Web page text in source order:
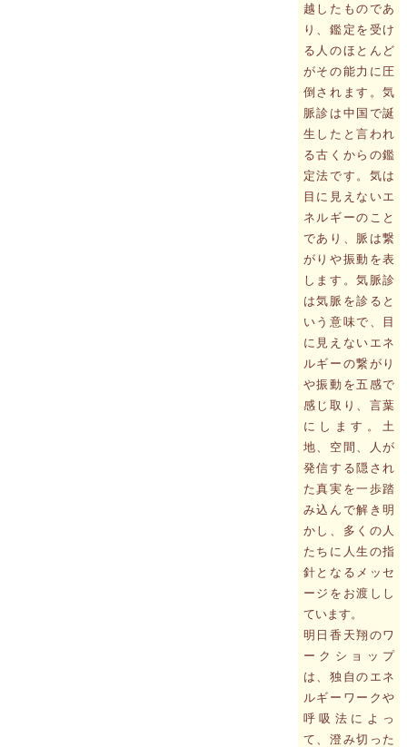
越したものであ
り、鑑定を受け
る人のほとんど
がその能力に圧
倒されます。気
脈診は中国で誕
生したと言われ
る古くからの鑑
定法です。気は
目に見えないエ
ネルギーのこと
であり、脈は繋
がりや振動を表
します。気脈診
は気脈を診ると
いう意味で、目
に見えないエネ
ルギーの繋がり
や振動を五感で
感じ取り、言葉
にします。土
地、空間、人が
発信する隠され
た真実を一歩踏
み込んで解き明
かし、多くの人
たちに人生の指
針となるメッセ
ージをお渡しし
ています。
明日香天翔のワ
ークショップ
は、独自のエネ
ルギーワークや
呼吸法によっ
て、澄み切った